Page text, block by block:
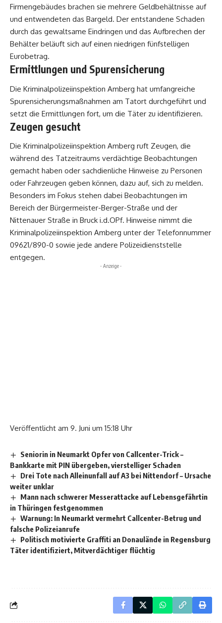
Firmengebäudes brachen sie mehrere Geldbehältnisse auf
und entwendeten das Bargeld. Der entstandene Schaden
durch das gewaltsame Eindringen und das Aufbrechen der
Behälter beläuft sich auf einen niedrigen fünfstelligen
Eurobetrag.
Ermittlungen und Spurensicherung
Die Kriminalpolizeiinspektion Amberg hat umfangreiche
Spurensicherungsmaßnahmen am Tatort durchgeführt und
setzt die Ermittlungen fort, um die Täter zu identifizieren.
Zeugen gesucht
Die Kriminalpolizeiinspektion Amberg ruft Zeugen, die
während des Tatzeitraums verdächtige Beobachtungen
gemacht haben oder sachdienliche Hinweise zu Personen
oder Fahrzeugen geben können, dazu auf, sich zu melden.
Besonders im Fokus stehen dabei Beobachtungen im
Bereich der Bürgermeister-Berger-Straße und der
Nittenauer Straße in Bruck i.d.OPf. Hinweise nimmt die
Kriminalpolizeiinspektion Amberg unter der Telefonnummer
09621/890-0 sowie jede andere Polizeidienststelle
entgegen.
- Anzeige -
Veröffentlicht am 9. Juni um 15:18 Uhr
Seniorin in Neumarkt Opfer von Callcenter-Trick –
Bankkarte mit PIN übergeben, vierstelliger Schaden
Drei Tote nach Alleinunfall auf A3 bei Nittendorf – Ursache
weiter unklar
Mann nach schwerer Messerattacke auf Lebensgefährtin
in Thüringen festgenommen
Warnung: In Neumarkt vermehrt Callcenter-Betrug und
falsche Polizeianrufe
Politisch motivierte Graffiti an Donaulände in Regensburg
Täter identifiziert, Mitverdächtiger flüchtig